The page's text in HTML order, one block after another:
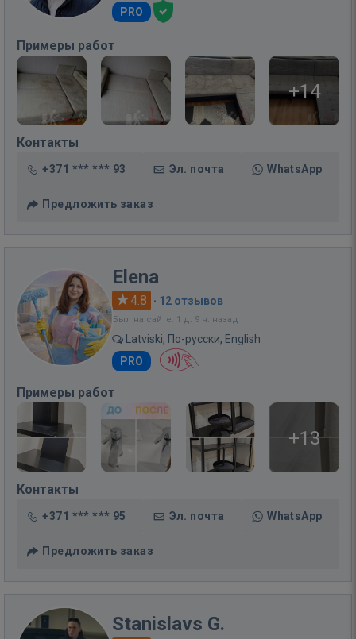
PRO
Примеры работ
+14
Контакты
+371 *** *** 93 Эл. почта WhatsApp
Предложить заказ
Elena
4.8 · 12 отзывов
Был на сайте: 1 д. 9 ч. назад
Latviski, По-русски, English
PRO
Примеры работ
+13
Контакты
+371 *** *** 95 Эл. почта WhatsApp
Предложить заказ
Stanislavs G.